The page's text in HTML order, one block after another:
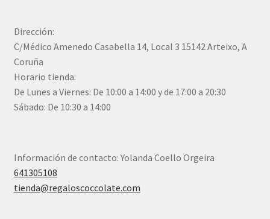
Dirección:
C/Médico Amenedo Casabella 14, Local 3 15142 Arteixo, A
Coruña
Horario tienda:
De Lunes a Viernes: De 10:00 a 14:00 y de 17:00 a 20:30
Sábado: De 10:30 a 14:00
Información de contacto: Yolanda Coello Orgeira
641305108
tienda@regaloscoccolate.com